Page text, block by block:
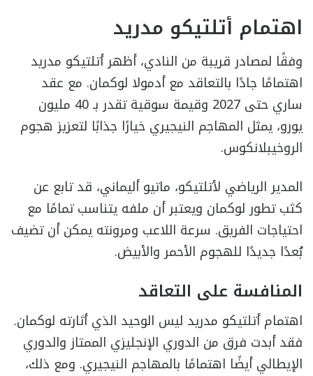
اهتمام أتلتيكو مدريد
وفقًا لمصادر قريبة من النادي، أظهر أتلتيكو مدريد
اهتمامًا جادًا بالتعاقد مع أدمولا لوكمان. مع عقد
ساري حتى 2027 وقيمة سوقية تقدر بـ 40 مليون
يورو، يمثل المهاجم النيجيري خيارًا جذابًا لتعزيز هجوم
الروخيبلانكوس.
المدير الرياضي لأتلتيكو، ماتيو أليماني، قد تابع عن
كثب تطور لوكمان ويعتبر أن ملفه يتناسب تمامًا مع
احتياجات الفريق. سرعة اللاعب ومرونته يمكن أن تضيف
بُعدًا جديدًا للهجوم الأحمر والأبيض.
المنافسة على التعاقد
اهتمام أتلتيكو مدريد ليس الوحيد الذي أثارته لوكمان.
فقد أبدت فرق من الدوري الإنجليزي الممتاز والدوري
الإيطالي أيضًا اهتمامًا بالمهاجم النيجيري. ومع ذلك،